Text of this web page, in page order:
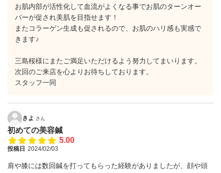
お肌内部が活性化して血流がよくなる事でお肌のターンオー
バーが促され美肌を目指せます！
またコラーゲン生成も促されるので、お肌のハリ感も実感で
きます♪
三島桜様にまたご満足いただけるよう努力してまいります。
次回のご来店を心よりお待ちしております。
スタッフ一同
きよ さん
初めての美容鍼
5.00
投稿日 2024/02/03
肩や膝には数回鍼を打ってもらった経験がありましたが、顔や頭